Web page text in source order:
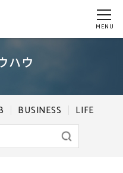
MENU
ハウ
BUSINESS LIFE